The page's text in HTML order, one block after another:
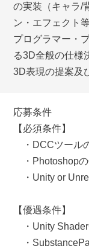
の実装（キャラ/
ン・エフェクト等
プログラマー・
る3D全般の仕様
3D表現の提案及
応募条件
【必須条件】
・DCCツール
・Photoshopの
・Unity or
【優遇条件】
・Unity
・